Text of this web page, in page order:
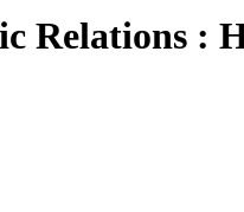
Relations :